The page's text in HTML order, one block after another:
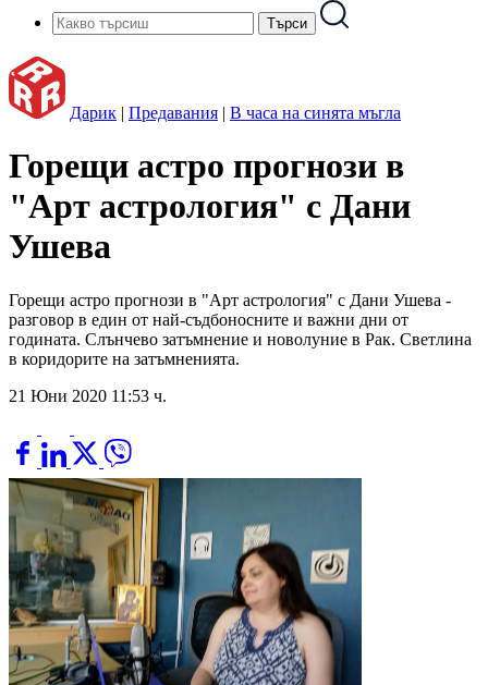
Дарик | Предавания | В часа на синята мъгла
Горещи астро прогнози в
"Арт астрология" с Дани
Ушева
Горещи астро прогнози в "Арт астрология" с Дани Ушева -
разговор в един от най-съдбоносните и важни дни от
годината. Слънчево затъмнение и новолуние в Рак. Светлина
в коридорите на затъмненията.
21 Юни 2020 11:53 ч.